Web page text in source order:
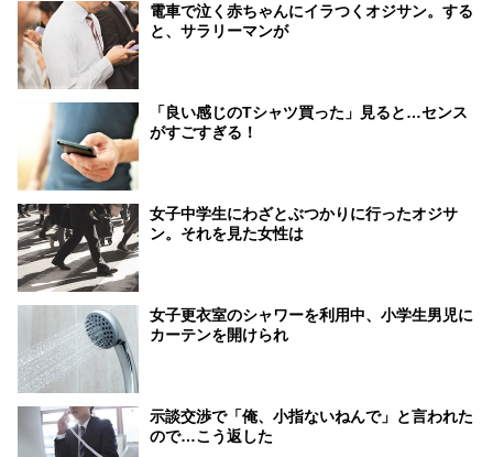
電車で泣く赤ちゃんにイラつくオジサン。する
と、サラリーマンが
「良い感じのTシャツ買った」見ると…センス
がすごすぎる！
女子中学生にわざとぶつかりに行ったオジサ
ン。それを見た女性は
女子更衣室のシャワーを利用中、小学生男児に
カーテンを開けられ
示談交渉で「俺、小指ないねんで」と言われた
ので…こう返した